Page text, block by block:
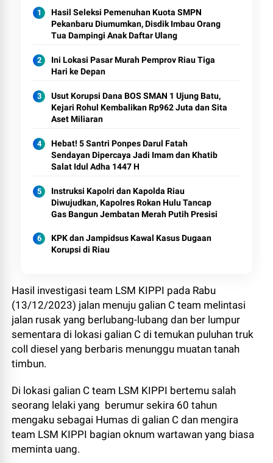
Hasil Seleksi Pemenuhan Kuota SMPN
Pekanbaru Diumumkan, Disdik Imbau Orang
Tua Dampingi Anak Daftar Ulang
Ini Lokasi Pasar Murah Pemprov Riau Tiga
Hari ke Depan
Usut Korupsi Dana BOS SMAN 1 Ujung Batu,
Kejari Rohul Kembalikan Rp962 Juta dan Sita
Aset Miliaran
Hebat! 5 Santri Ponpes Darul Fatah
Sendayan Dipercaya Jadi Imam dan Khatib
Salat Idul Adha 1447 H
Instruksi Kapolri dan Kapolda Riau
Diwujudkan, Kapolres Rokan Hulu Tancap
Gas Bangun Jembatan Merah Putih Presisi
KPK dan Jampidsus Kawal Kasus Dugaan
Korupsi di Riau
Hasil investigasi team LSM KIPPI pada Rabu
(13/12/2023) jalan menuju galian C team melintasi
jalan rusak yang berlubang-lubang dan ber lumpur
sementara di lokasi galian C di temukan puluhan truk
coll diesel yang berbaris menunggu muatan tanah
timbun.
Di lokasi galian C team LSM KIPPI bertemu salah
seorang lelaki yang berumur sekira 60 tahun
mengaku sebagai Humas di galian C dan mengira
team LSM KIPPI bagian oknum wartawan yang biasa
meminta uang.